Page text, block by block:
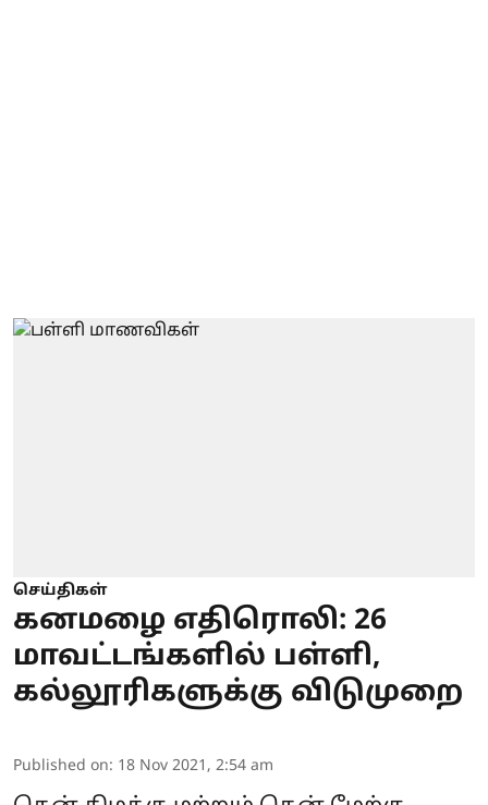
செய்திகள்
கனமழை எதிரொலி: 26
மாவட்டங்களில் பள்ளி,
கல்லூரிகளுக்கு விடுமுறை
Published on: 18 Nov 2021, 2:54 am